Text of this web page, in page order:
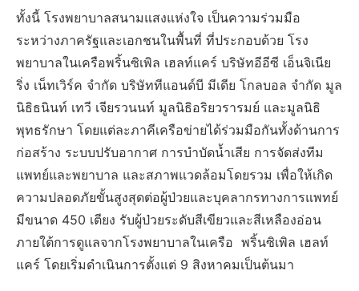
ทั้งนี้ โรงพยาบาลสนามแสงแห่งใจ เป็นความร่วมมือ
ระหว่างภาครัฐและเอกชนในพื้นที่ ที่ประกอบด้วย โรง
พยาบาลในเครือพริ้นซิเพิล เฮลท์แคร์ บริษัทอีอีซี เอ็นจิเนีย
ริ่ง เน็ทเวิร์ค จำกัด บริษัททีแอนด์บี มีเดีย โกลบอล จำกัด มูล
นิธิธนินท์ เทวี เจียรวนนท์ มูลนิธิอริยวรารมย์ และมูลนิธิ
พุทธรักษา โดยแต่ละภาคีเครือข่ายได้ร่วมมือกันทั้งด้านการ
ก่อสร้าง ระบบปรับอากาศ การบำบัดน้ำเสีย การจัดส่งทีม
แพทย์และพยาบาล และสภาพแวดล้อมโดยรวม เพื่อให้เกิด
ความปลอดภัยขั้นสูงสุดต่อผู้ป่วยและบุคลากรทางการแพทย์
มีขนาด 450 เตียง รับผู้ป่วยระดับสีเขียวและสีเหลืองอ่อน
ภายใต้การดูแลจากโรงพยาบาลในเครือ พริ้นซิเพิล เฮลท์
แคร์ โดยเริ่มดำเนินการตั้งแต่ 9 สิงหาคมเป็นต้นมา